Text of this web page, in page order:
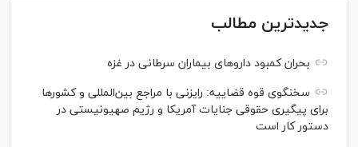
جدیدترین مطالب
بحران کمبود دارو‌های بیماران سرطانی در غزه
سخنگوی قوه قضاییه: رایزنی‌ با مراجع بین‌المللی و کشور‌ها
برای پیگیری حقوقی جنایات آمریکا و رژیم صهیونیستی در
دستور کار است